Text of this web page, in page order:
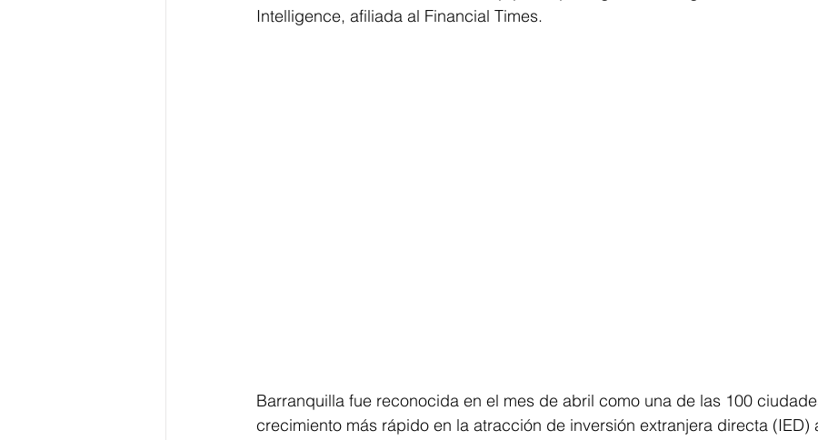
Intelligence, afiliada al Financial Times.
Barranquilla fue reconocida en el mes de abril como una de las 100
crecimiento más rápido en la atracción de inversión extranjera directa (IED)